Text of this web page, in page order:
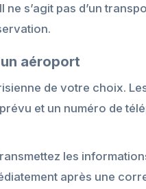
s’agit pas d’un
aéroport
de votre choix.
et un numéro de
les
après une